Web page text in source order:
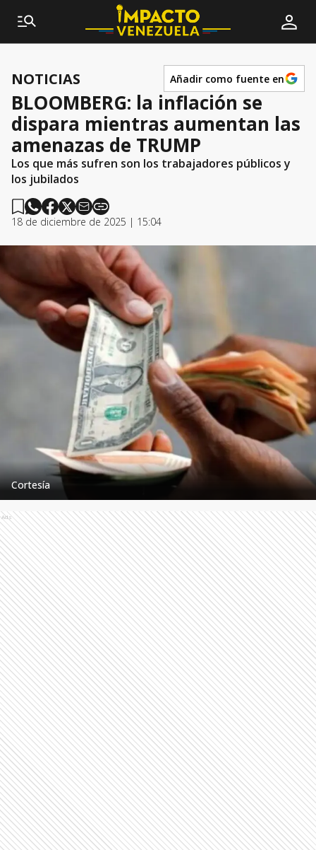
NOTICIAS Añadir como fuente en
BLOOMBERG: la inflación se
dispara mientras aumentan las
amenazas de TRUMP
Los que más sufren son los trabajadores públicos y
los jubilados
18 de diciembre de 2025 | 15:04
Cortesía
Ads